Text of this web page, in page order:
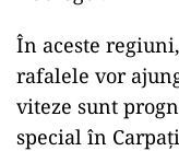
În aceste
rafalele vor
viteze sunt
special în